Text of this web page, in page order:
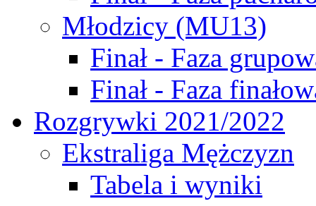
Młodzicy (MU13)
Finał - Faza
Finał - Faza
Rozgrywki 2021/2022
Ekstraliga Mężczyzn
Tabela i wyniki